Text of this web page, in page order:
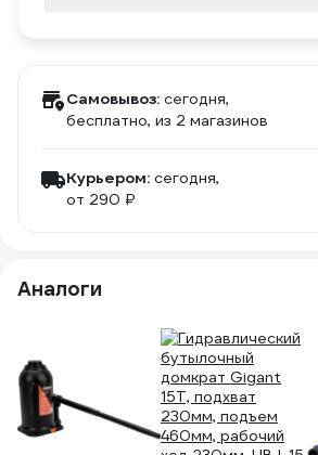
Самовывоз: сегодня,
бесплатно, из 2 магазинов
Курьером: сегодня,
от 290 ₽
Аналоги